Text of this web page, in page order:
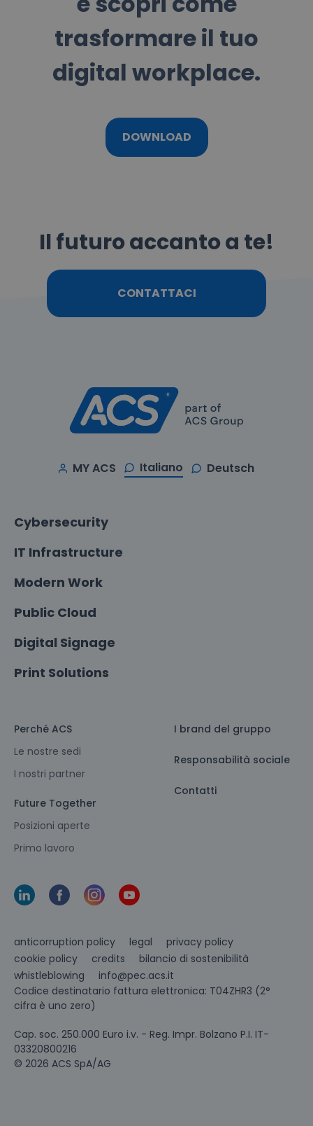
trasformare il tuo
digital workplace.
DOWNLOAD
Il futuro accanto a te!
CONTATTACI
MY ACS Italiano Deutsch
Cybersecurity
IT Infrastructure
Modern Work
Public Cloud
Digital Signage
Print Solutions
Perché ACS
Le nostre sedi
I nostri partner
Future Together
Posizioni aperte
Primo lavoro
I brand del gruppo
Responsabilità sociale
Contatti
anticorruption policy legal
privacy policy
cookie policy
credits
bilancio di sostenibilità
whistleblowing
info@pec.acs.it
Codice destinatario fattura elettronica: T04ZHR3 (2°
cifra è uno zero)
Cap. soc. 250.000 Euro i.v. - Reg. Impr. Bolzano P.I. IT-
03320800216
© 2026 ACS SpA/AG